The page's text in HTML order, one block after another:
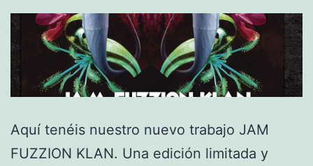
Aquí tenéis nuestro nuevo trabajo JAM
FUZZION KLAN. Una edición limitada y